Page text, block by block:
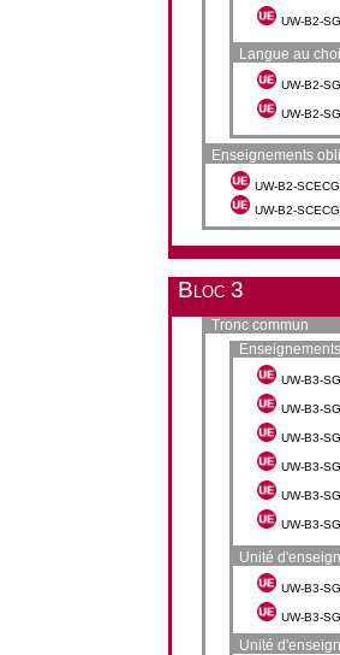
UW-B2-
Langue au
UW-B2-
UW-B2-
Enseignements
UW-B2-
UW-B2-
Bloc 3
Tronc commun
UW-B3-
UW-B3-
UW-B3-
UW-B3-
UW-B3-
UW-B3-
Unité
UW-B3-
UW-B3-
Unité